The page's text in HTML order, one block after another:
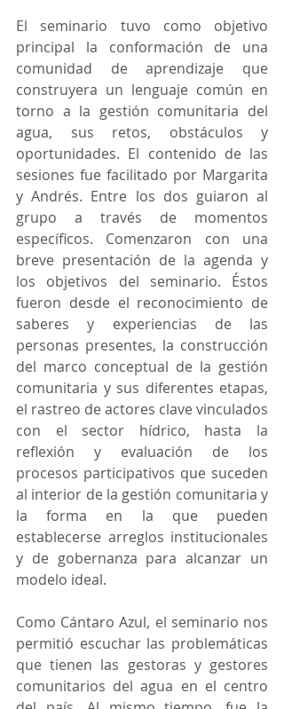
El seminario tuvo como objetivo
principal la conformación de una
comunidad de aprendizaje que
construyera un lenguaje común en
torno a la gestión comunitaria del
agua, sus retos, obstáculos y
oportunidades. El contenido de las
sesiones fue facilitado por Margarita
y Andrés. Entre los dos guiaron al
grupo a través de momentos
específicos. Comenzaron con una
breve presentación de la agenda y
los objetivos del seminario. Éstos
fueron desde el reconocimiento de
saberes y experiencias de las
personas presentes, la construcción
del marco conceptual de la gestión
comunitaria y sus diferentes etapas,
el rastreo de actores clave vinculados
con el sector hídrico, hasta la
reflexión y evaluación de los
procesos participativos que suceden
al interior de la gestión comunitaria y
la forma en la que pueden
establecerse arreglos institucionales
y de gobernanza para alcanzar un
modelo ideal.
Como Cántaro Azul, el seminario nos
permitió escuchar las problemáticas
que tienen las gestoras y gestores
comunitarios del agua en el centro